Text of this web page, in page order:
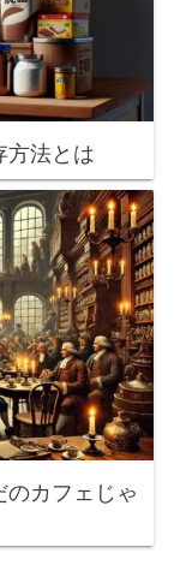
方法とは
のカフェじゃ